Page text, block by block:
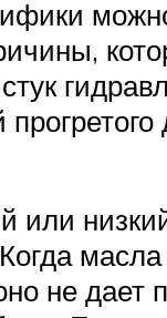
прогретого
или
не дает